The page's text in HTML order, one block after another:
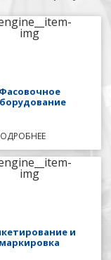
Фасовочное
и
маркировка